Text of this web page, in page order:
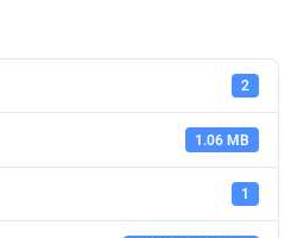
2
1.06 MB
1